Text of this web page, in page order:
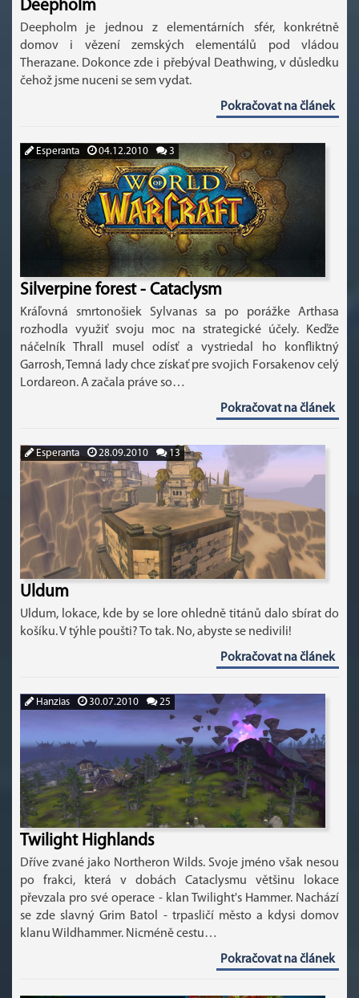
Deepholm
Deepholm je jednou z elementárních sfér, konkrétně
domov i vězení zemských elementálů pod vládou
Therazane. Dokonce zde i přebýval Deathwing, v důsledku
čehož jsme nuceni se sem vydat.
Pokračovat na článek
Esperanta 04.12.2010 3
Silverpine forest - Cataclysm
Kráľovná smrtonošiek Sylvanas sa po porážke Arthasa
rozhodla využiť svoju moc na strategické účely. Keďže
náčelník Thrall musel odísť a vystriedal ho konfliktný
Garrosh, Temná lady chce získať pre svojich Forsakenov celý
Lordareon. A začala práve so…
Pokračovat na článek
Esperanta 28.09.2010 13
Uldum
Uldum, lokace, kde by se lore ohledně titánů dalo sbírat do
košíku. V týhle poušti? To tak. No, abyste se nedivili!
Pokračovat na článek
Hanzias 30.07.2010 25
Twilight Highlands
Dříve zvané jako Northeron Wilds. Svoje jméno však nesou
po frakci, která v dobách Cataclysmu většinu lokace
převzala pro své operace - klan Twilight's Hammer. Nachází
se zde slavný Grim Batol - trpasličí město a kdysi domov
klanu Wildhammer. Nicméně cestu…
Pokračovat na článek